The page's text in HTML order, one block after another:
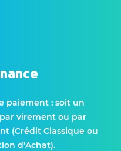
paiement : soit un
virement ou par
(Crédit Classique ou
d’Achat).